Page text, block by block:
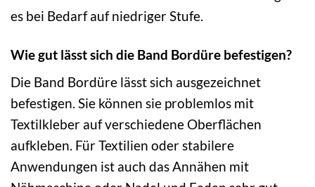
es bei Bedarf auf niedriger Stufe.
Wie gut lässt sich die Band Bordüre befestigen?
Die Band Bordüre lässt sich ausgezeichnet
befestigen. Sie können sie problemlos mit
Textilkleber auf verschiedene Oberflächen
aufkleben. Für Textilien oder stabilere
Anwendungen ist auch das Annähen mit